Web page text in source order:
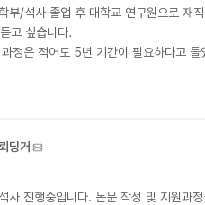
부/석사 졸업 후 대학교 연구원으로 재
고 싶습니다.
정은 적어도 5년 기간이 필요하다고
딩거
사 진행중입니다. 논문 작성 및 지원과